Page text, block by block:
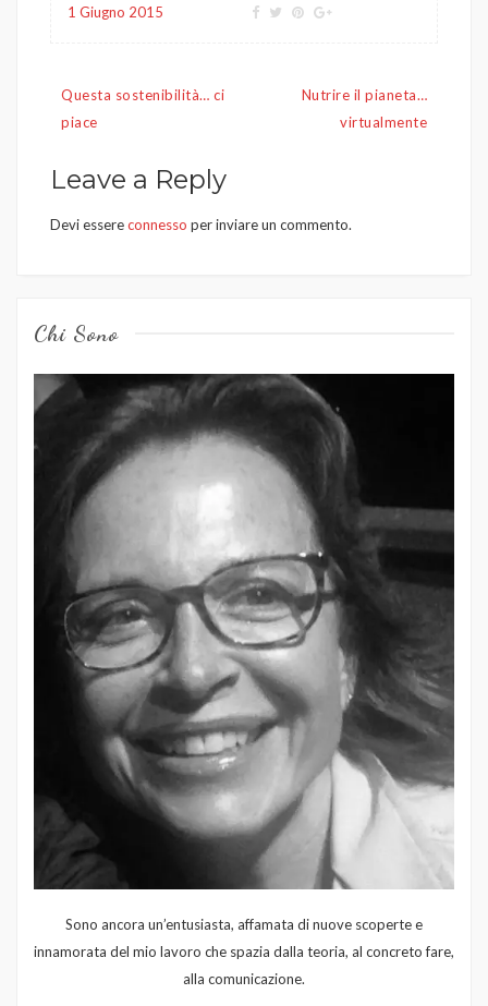
1 Giugno 2015
Navigazione
articoli
Questa sostenibilità… ci
piace
Nutrire il pianeta…
virtualmente
Leave a Reply
Devi essereconnesso per inviare un commento.
Chi Sono
Sono ancora un’entusiasta, affamata di nuove scoperte e
innamorata del mio lavoro che spazia dalla teoria, al concreto fare,
alla comunicazione.